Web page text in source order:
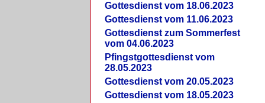
Gottesdienst vom 18.06.2023
Gottesdienst vom 11.06.2023
Gottesdienst zum Sommerfest
vom 04.06.2023
Pfingstgottesdienst vom
28.05.2023
Gottesdienst vom 20.05.2023
Gottesdienst vom 18.05.2023